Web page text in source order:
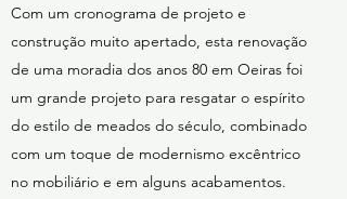
Com um cronograma de projeto e
construção muito apertado, esta renovação
de uma moradia dos anos 80 em Oeiras foi
um grande projeto para resgatar o espírito
do estilo de meados do século, combinado
com um toque de modernismo excêntrico
no mobiliário e em alguns acabamentos.